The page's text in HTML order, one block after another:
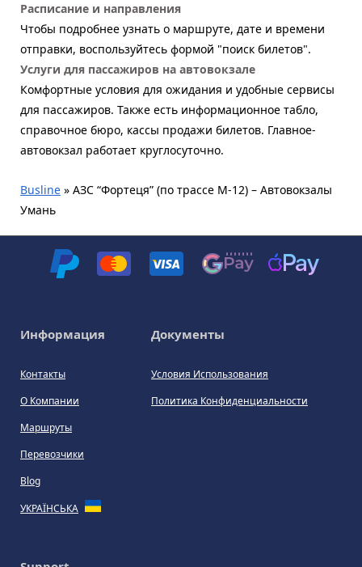
Расписание и направления
Чтобы подробнее узнать о маршруте, дате и времени
отправки, воспользуйтесь формой "поиск билетов".
Услуги для пассажиров на автовокзале
Комфортные условия для ожидания и удобные сервисы
для пассажиров. Также есть информационное табло,
справочное бюро, кассы продажи билетов. Главное-
автовокзал работает круглосуточно.
Busline » АЗС “Фортеця” (по трассе M-12) – Автовокзалы
Умань
Информация
Контакты
О Компании
Маршруты
Перевозчики
Blog
УКРАЇНСЬКА
Документы
Условия Использования
Политика Конфиденциальности